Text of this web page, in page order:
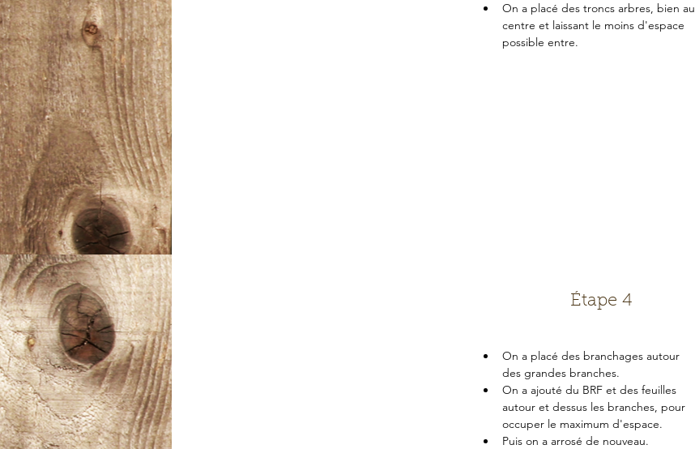
On a placé des troncs arbres, bien au
centre et laissant le moins d'espace
possible entre.
Étape 4
On a placé des branchages autour
des grandes branches.
On a ajouté du BRF et des feuilles
autour et dessus les branches, pour
occuper le maximum d'espace.
Puis on a arrosé de nouveau.